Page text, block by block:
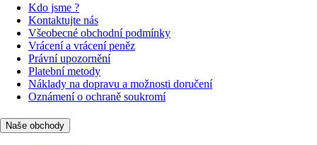
Kdo jsme ?
Kontaktujte nás
Všeobecné obchodní podmínky
Vrácení a vrácení peněz
Právní upozornění
Platební metody
Náklady na dopravu a možnosti doručení
Oznámení o ochraně soukromí
Naše obchody